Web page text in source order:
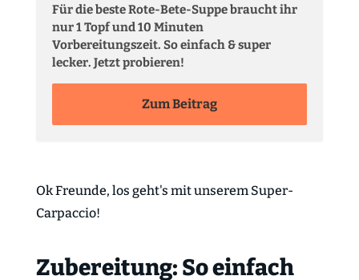
Für die beste Rote-Bete-Suppe braucht ihr
nur 1 Topf und 10 Minuten
Vorbereitungszeit. So einfach & super
lecker. Jetzt probieren!
Zum Beitrag
Ok Freunde, los geht's mit unserem Super-
Carpaccio!
Zubereitung: So einfach